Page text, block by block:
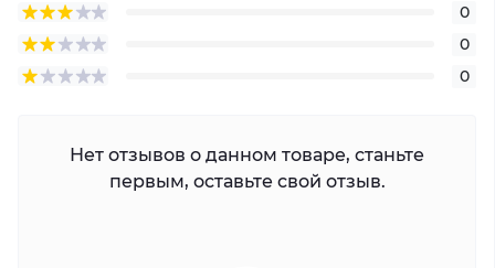
0
0
0
Нет отзывов о данном товаре, станьте
первым, оставьте свой отзыв.